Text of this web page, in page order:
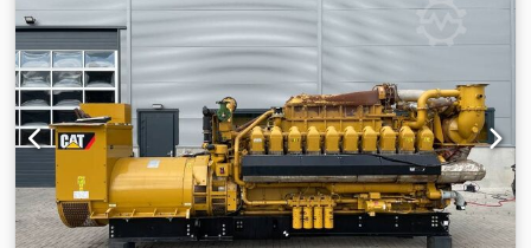
informatie. = Extra opties en accessoires = Codpfx Aezpdn
Uommjha - Bedieningspaneel